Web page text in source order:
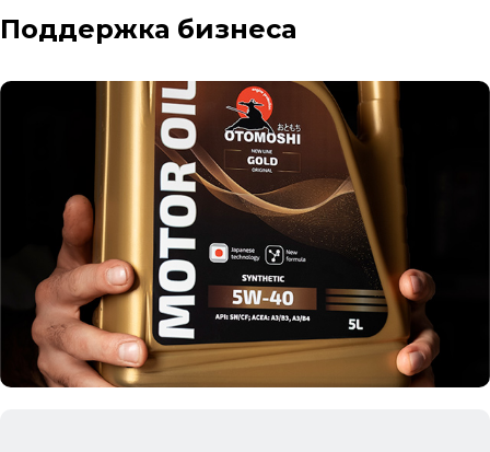
Поддержка бизнеса